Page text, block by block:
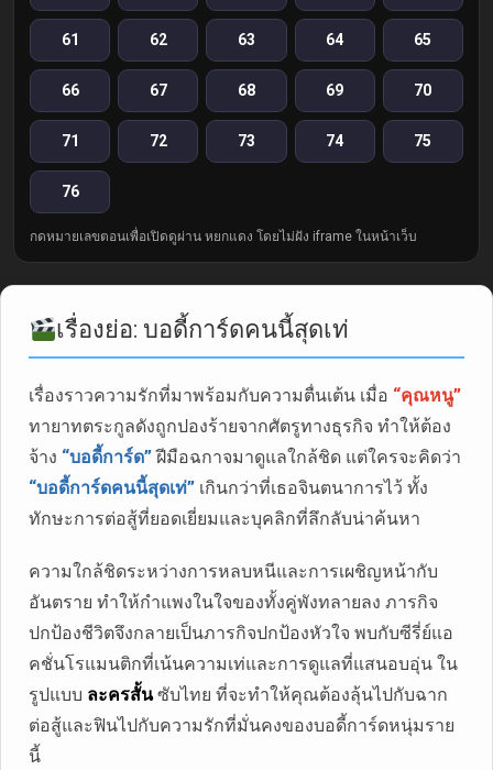
61 62 63 64 65
66 67 68 69 70
71 72 73 74 75
76
กดหมายเลขตอนเพื่อเปิดดูผ่าน หยกแดง โดยไม่ฝัง iframe ในหน้าเว็บ
เรื่องย่อ: บอดี้การ์ดคนนี้สุดเท่
เรื่องราวความรักที่มาพร้อมกับความตื่นเต้น เมื่อ “คุณหนู”
ทายาทตระกูลดังถูกปองร้ายจากศัตรูทางธุรกิจ ทำให้ต้อง
จ้าง “บอดี้การ์ด”ฝีมือฉกาจมาดูแลใกล้ชิด แต่ใครจะคิดว่า
“บอดี้การ์ดคนนี้สุดเท่” เกินกว่าที่เธอจินตนาการไว้ ทั้ง
ทักษะการต่อสู้ที่ยอดเยี่ยมและบุคลิกที่ลึกลับน่าค้นหา
ความใกล้ชิดระหว่างการหลบหนีและการเผชิญหน้ากับ
อันตราย ทำให้กำแพงในใจของทั้งคู่พังทลายลง ภารกิจ
ปกป้องชีวิตจึงกลายเป็นภารกิจปกป้องหัวใจ พบกับซีรี่ย์แอ
คชั่นโรแมนติกที่เน้นความเท่และการดูแลที่แสนอบอุ่น ใน
รูปแบบ ละครสั้นซับไทย ที่จะทำให้คุณต้องลุ้นไปกับฉาก
ต่อสู้และฟินไปกับความรักที่มั่นคงของบอดี้การ์ดหนุ่มราย
นี้